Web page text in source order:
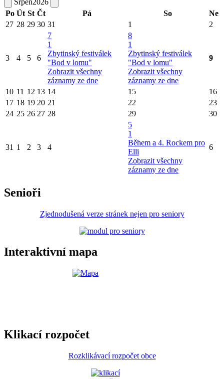
Po Út St Čt Pá So
Ne
27 28 29 30 31 1 2
3 4 5 6
7
1
Zbytinský festiválek
"Bod v lomu"
Zobrazit všechny
záznamy ze dne
8
1
Zbytinský festiválek
"Bod v lomu"
Zobrazit všechny
záznamy ze dne
9
10 11 12 13 14 15
16
17 18 19 20 21 22
23
24 25 26 27 28 29 30
31 1 2 3 4
5
1
Během a 4. Rockem pro
Elli
Zobrazit všechny
záznamy ze dne
6
Senioři
Zjednodušená verze stránek nejen pro seniory
Interaktivní mapa
Klikací rozpočet
Rozklikávací rozpočet obce